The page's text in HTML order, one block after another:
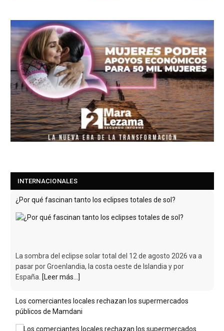
INTERNACIONALES
La sombra del eclipse solar total del 12 de agosto 2026 va a
pasar por Groenlandia, la costa oeste de Islandia y por
públicos de Mamdani
El alcalde de Nueva York cumple una de sus promesas de
campaña e inaugura un supermercado financiado por el